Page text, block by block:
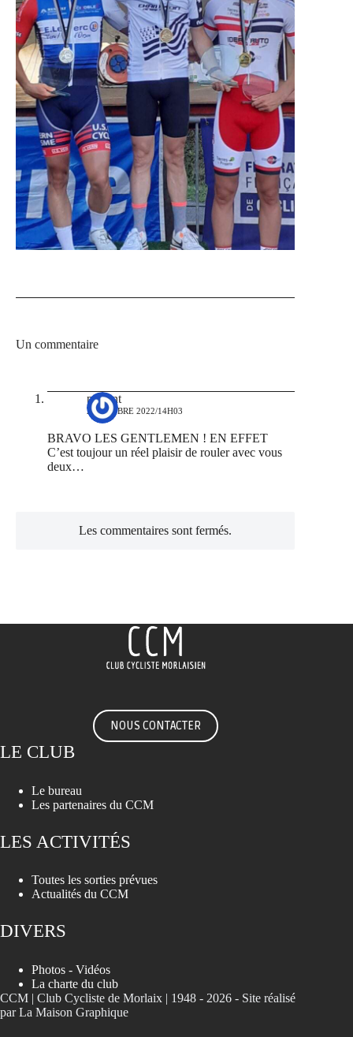
Un commentaire
prigent
2 OCTOBRE 2022/14H03
BRAVO LES GENTLEMEN ! EN EFFET
C’est toujour un réel plaisir de rouler avec vous
deux…
Les commentaires sont fermés.
NOUS CONTACTER
LE CLUB
Le bureau
Les partenaires du CCM
LES ACTIVITÉS
Toutes les sorties prévues
Actualités du CCM
DIVERS
Photos - Vidéos
La charte du club
CCM | Club Cycliste de Morlaix | 1948 - 2026 - Site réalisé
par La Maison Graphique